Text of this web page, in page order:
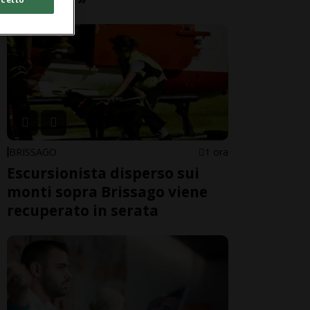
BRISSAGO 1 ora
Escursionista disperso sui
monti sopra Brissago viene
recuperato in serata